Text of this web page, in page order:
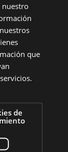
públicas
SPANISH
nuestro
que
de